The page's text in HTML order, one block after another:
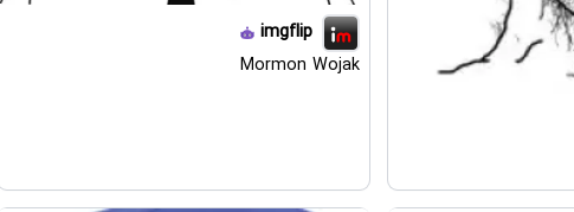
imgflip
Mormon Wojak